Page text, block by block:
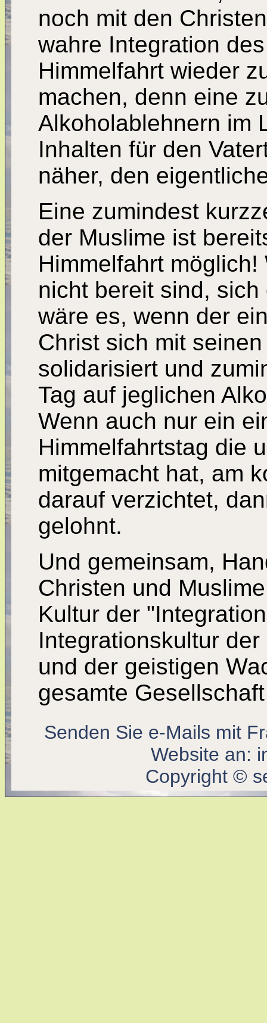
noch mit den
wahre Integration
Himmelfahrt wieder
machen, denn eine
Alkoholablehnern im
Inhalten für den
näher, den
Eine zumindest
der Muslime ist
Himmelfahrt
nicht bereit sind,
wäre es, wenn der
Christ sich mit
solidarisiert und
Tag auf jeglichen
Wenn auch nur ein
Himmelfahrtstag die
mitgemacht hat, am
darauf verzichtet,
gelohnt.
Und gemeinsam,
Christen und
Kultur der
Integrationskultur
und der geistigen
gesamte
Senden Sie e-Mails mit
Website an:
Copyright ©